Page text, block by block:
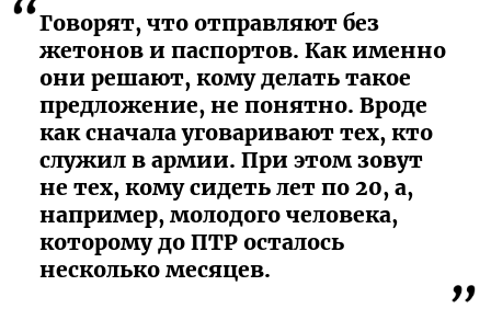
Говорят, что отправляют без
жетонов и паспортов. Как именно
они решают, кому делать такое
предложение, не понятно. Вроде
как сначала уговаривают тех, кто
служил в армии. При этом зовут
не тех, кому сидеть лет по 20, а,
например, молодого человека,
которому до ПТР осталось
несколько месяцев.